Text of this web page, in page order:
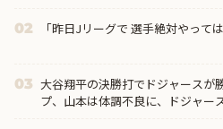
02 「昨日Jリーグで 選手絶対やって
03 大谷翔平の決勝打でドジャースが
プ、山本は体調不良に、ドジャー